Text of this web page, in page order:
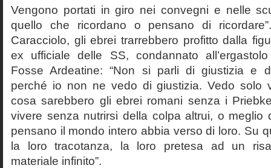
Vengono portati in giro nei convegni e nelle
quello che ricordano o pensano di
Caracciolo, gli ebrei trarrebbero profitto dalla
ex ufficiale delle SS, condannato
Fosse Ardeatine: “Non si parli di giustizia e
perché io non ne vedo di giustizia. Vedo solo
cosa sarebbero gli ebrei romani senza i
vivere senza nutrirsi della colpa altrui, o meglio
pensano il mondo intero abbia verso di loro. Su
la loro tracotanza, la loro pretesa ad un
materiale infinito”.